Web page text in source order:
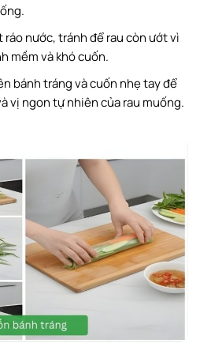
nước, tránh để rau còn ướt vì
mềm và khó cuốn.
bánh tráng và cuốn nhẹ tay để
vị ngon tự nhiên của rau muống.